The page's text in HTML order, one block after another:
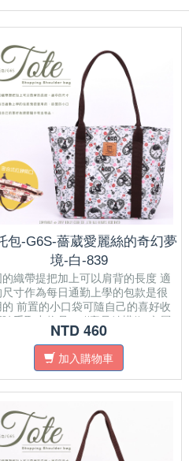
包-G6S-薔葳愛麗絲的奇幻夢
境-白-839
織帶提把加上可以肩背的長度 適
寸作為每日通勤上學的包款是很
前置的小口袋可隨自己的喜好收
隨手取出物品． //產品結構// 內層
個開放式內袋 ​一個拉鍊式暗袋 正面
放式口袋 肩帶為純棉織帶 面料材質
水布拉鍊密合開口 可置放A4紙
NTD 460
加入購物車